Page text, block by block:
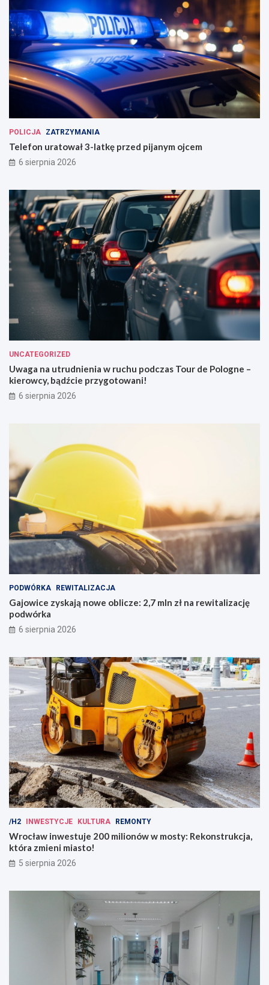
POLICJA ZATRZYMANIA
Telefon uratował 3-latkę przed pijanym ojcem
6 sierpnia 2026
UNCATEGORIZED
Uwaga na utrudnienia w ruchu podczas Tour de Pologne –
kierowcy, bądźcie przygotowani!
6 sierpnia 2026
PODWÓRKA REWITALIZACJA
Gajowice zyskają nowe oblicze: 2,7 mln zł na rewitalizację
podwórka
6 sierpnia 2026
/H2 INWESTYCJE KULTURA REMONTY
Wrocław inwestuje 200 milionów w mosty: Rekonstrukcja,
która zmieni miasto!
5 sierpnia 2026